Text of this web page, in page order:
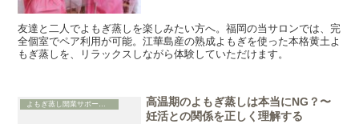
友達と二人でよもぎ蒸しを楽しみたい方へ。福岡の当サロンでは、完
全個室でペア利用が可能。江華島産の熟成よもぎを使った本格黄土よ
もぎ蒸しを、リラックスしながら体験していただけます。
よもぎ蒸し開業サポートBOOK
高温期のよもぎ蒸しは本当にNG？〜
妊活との関係を正しく理解する